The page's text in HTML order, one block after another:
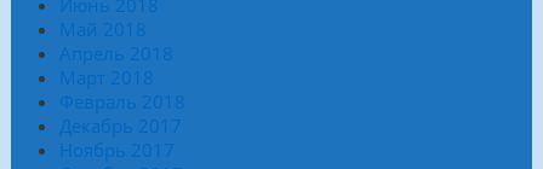
Июнь 2018
Май 2018
Апрель 2018
Март 2018
Февраль 2018
Декабрь 2017
Ноябрь 2017